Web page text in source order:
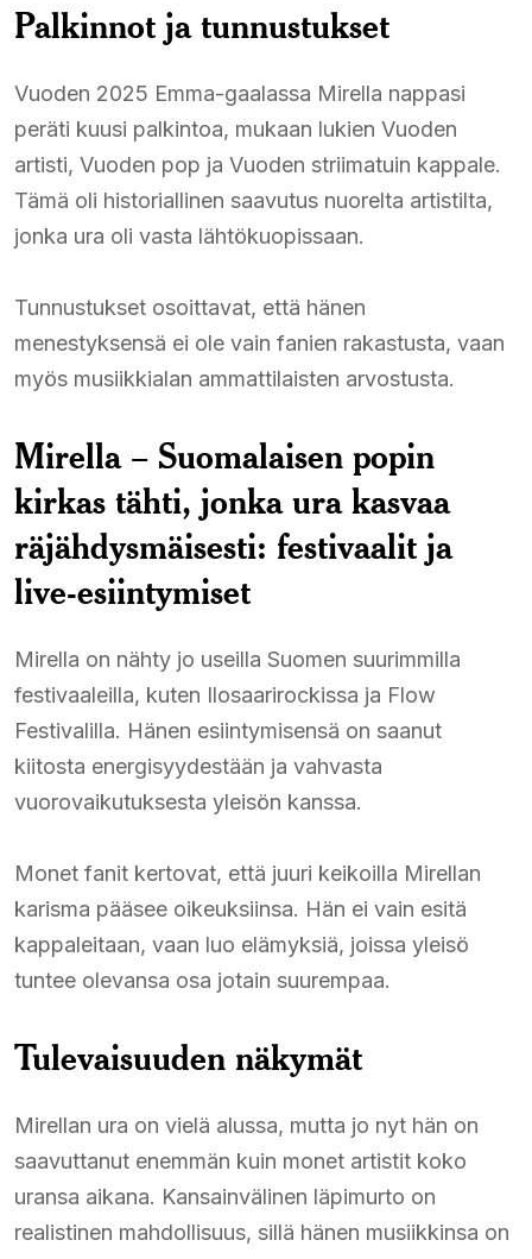
Palkinnot ja tunnustukset
Vuoden 2025 Emma-gaalassa Mirella nappasi
peräti kuusi palkintoa, mukaan lukien Vuoden
artisti, Vuoden pop ja Vuoden striimatuin kappale.
Tämä oli historiallinen saavutus nuorelta artistilta,
jonka ura oli vasta lähtökuopissaan.
Tunnustukset osoittavat, että hänen
menestyksensä ei ole vain fanien rakastusta, vaan
myös musiikkialan ammattilaisten arvostusta.
Mirella – Suomalaisen popin
kirkas tähti, jonka ura kasvaa
räjähdysmäisesti: festivaalit ja
live-esiintymiset
Mirella on nähty jo useilla Suomen suurimmilla
festivaaleilla, kuten Ilosaarirockissa ja Flow
Festivalilla. Hänen esiintymisensä on saanut
kiitosta energisyydestään ja vahvasta
vuorovaikutuksesta yleisön kanssa.
Monet fanit kertovat, että juuri keikoilla Mirellan
karisma pääsee oikeuksiinsa. Hän ei vain esitä
kappaleitaan, vaan luo elämyksiä, joissa yleisö
tuntee olevansa osa jotain suurempaa.
Tulevaisuuden näkymät
Mirellan ura on vielä alussa, mutta jo nyt hän on
saavuttanut enemmän kuin monet artistit koko
uransa aikana. Kansainvälinen läpimurto on
realistinen mahdollisuus, sillä hänen musiikkinsa on